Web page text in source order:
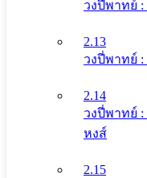
วงปี่พาทย์ :
2.13
วงปี่พาทย์
2.14
วงปี่พาทย์ :
หงส์
2.15